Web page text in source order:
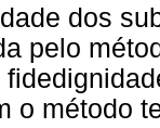
dos
pelo
o método